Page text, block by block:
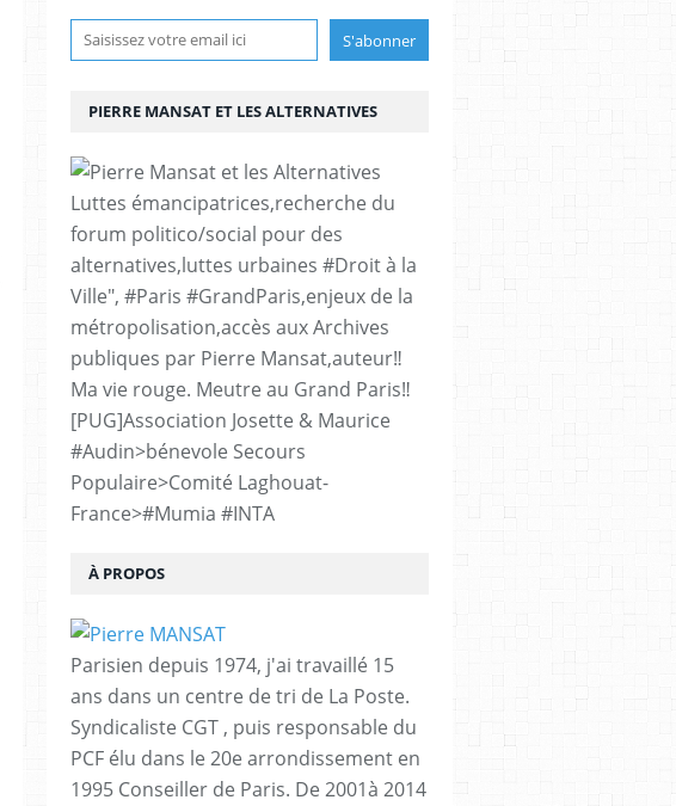
PIERRE MANSAT ET LES ALTERNATIVES
Luttes émancipatrices,recherche du
forum politico/social pour des
alternatives,luttes urbaines #Droit à la
Ville", #Paris #GrandParis,enjeux de la
métropolisation,accès aux Archives
publiques par Pierre Mansat,auteur‼️
Ma vie rouge. Meutre au Grand Paris‼️
[PUG]Association Josette & Maurice
#Audin>bénevole Secours
Populaire>Comité Laghouat-
France>#Mumia #INTA
À PROPOS
Parisien depuis 1974, j'ai travaillé 15
ans dans un centre de tri de La Poste.
Syndicaliste CGT , puis responsable du
PCF élu dans le 20e arrondissement en
1995 Conseiller de Paris. De 2001à 2014